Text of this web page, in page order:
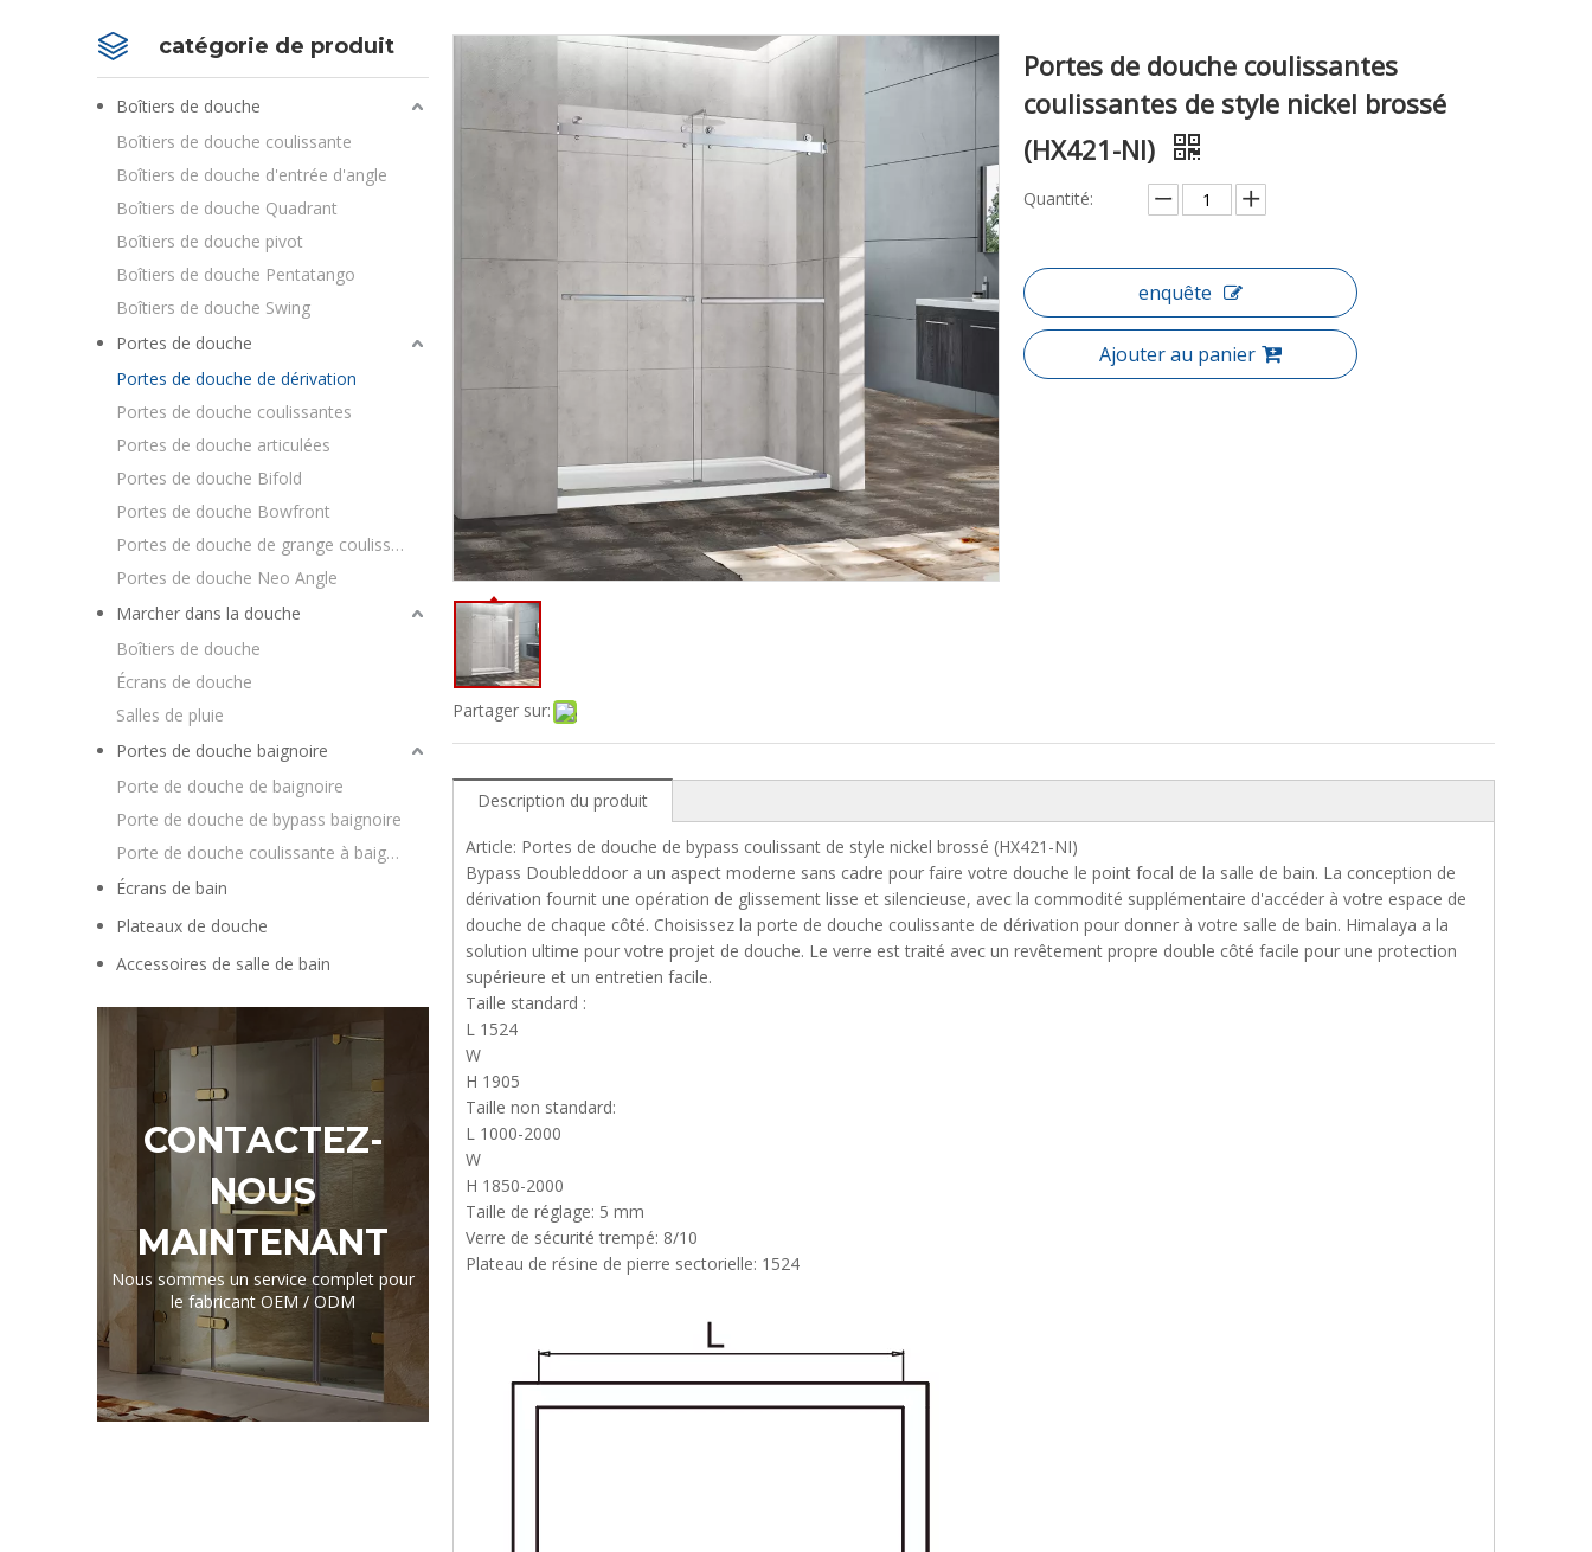
catégorie de produit
Boîtiers de douche
Boîtiers de douche coulissante
Boîtiers de douche d'entrée d'angle
Boîtiers de douche Quadrant
Boîtiers de douche pivot
Boîtiers de douche Pentatango
Boîtiers de douche Swing
Portes de douche
Portes de douche de dérivation
Portes de douche coulissantes
Portes de douche articulées
Portes de douche Bifold
Portes de douche Bowfront
Portes de douche de grange coulissantes
Portes de douche Neo Angle
Marcher dans la douche
Boîtiers de douche
Écrans de douche
Salles de pluie
Portes de douche baignoire
Porte de douche de baignoire
Porte de douche de bypass baignoire
Porte de douche coulissante à baignoire
Écrans de bain
Plateaux de douche
Accessoires de salle de bain
CONTACTEZ-
NOUS
MAINTENANT
Nous sommes un service complet pour
le fabricant OEM / ODM
Partager sur:
Portes de douche coulissantes
coulissantes de style nickel brossé
(HX421-NI)
Quantité:
enquête
Ajouter au panier
Description du produit
Article: Portes de douche de bypass coulissant de style nickel brossé (HX421-NI)
Bypass Doubleddoor a un aspect moderne sans cadre pour faire votre douche le point focal de la salle de bain. La conception de
dérivation fournit une opération de glissement lisse et silencieuse, avec la commodité supplémentaire d'accéder à votre espace de
douche de chaque côté. Choisissez la porte de douche coulissante de dérivation pour donner à votre salle de bain. Himalaya a la
solution ultime pour votre projet de douche. Le verre est traité avec un revêtement propre double côté facile pour une protection
supérieure et un entretien facile.
Taille standard :
L 1524
W
H 1905
Taille non standard:
L 1000-2000
W
H 1850-2000
Taille de réglage: 5 mm
Verre de sécurité trempé: 8/10
Plateau de résine de pierre sectorielle: 1524